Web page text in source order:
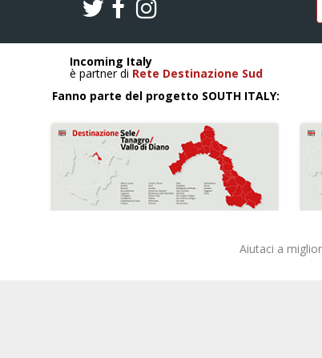
Incoming Italy
è partner di Rete Destinazione Sud
Fanno parte del progetto SOUTH ITALY:
Aiutaci a